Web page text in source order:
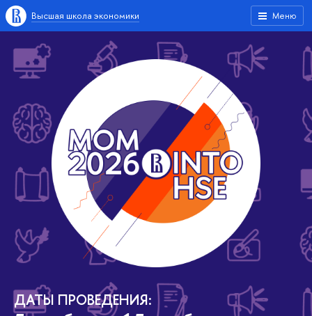
Меню
Высшая школа экономики
ДАТЫ ПРОВЕДЕНИЯ: